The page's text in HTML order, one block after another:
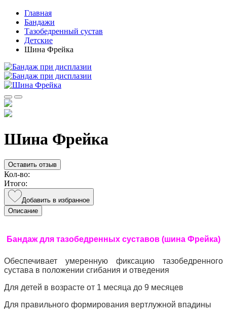
Главная
Бандажи
Тазобедренный сустав
Детские
Шина Фрейка
Шина Фрейка
Оставить отзыв
Кол-во:
Итого:
Добавить в избранное
Описание
Бандаж для тазобедренных суставов (шина Фрейка)
Обеспечивает умеренную фиксацию тазобедренного
сустава в положении сгибания и отведения
Для детей в возрасте от 1 месяца до 9 месяцев
Для правильного формирования вертлужной впадины